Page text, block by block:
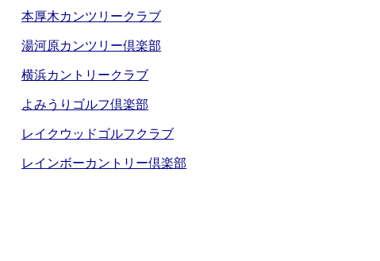
本厚木カンツリークラブ
湯河原カンツリー倶楽部
横浜カントリークラブ
よみうりゴルフ倶楽部
レイクウッドゴルフクラブ
レインボーカントリー倶楽部